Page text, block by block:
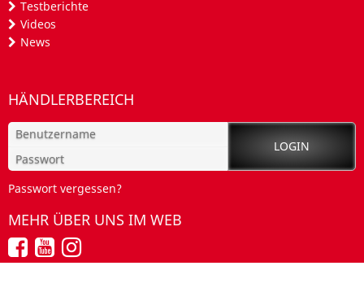
Testberichte
Videos
News
HÄNDLERBEREICH
Passwort vergessen?
MEHR ÜBER UNS IM WEB